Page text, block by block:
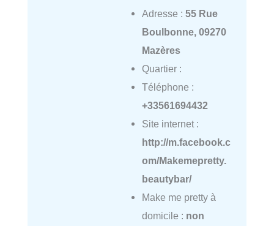
Adresse : 55 Rue
Boulbonne, 09270
Mazères
Quartier :
Téléphone :
+33561694432
Site internet :
http://m.facebook.c
om/Makemepretty.
beautybar/
Make me pretty à
domicile : non